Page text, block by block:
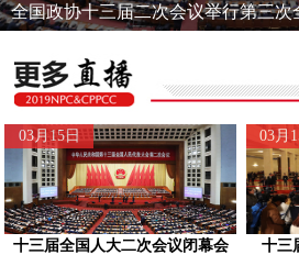
全国政协十三届二次会议举行第三次
03月15日
十三届全国人大二次会议闭幕会
03月
十三